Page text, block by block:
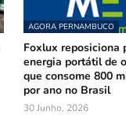
AGORA PERNAMBUCO
Foxlux reposiciona
energia portátil de
que consome 800
por ano no Brasil
30 Junho, 2026